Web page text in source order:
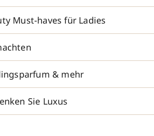
Must-haves für Ladies
& mehr
Sie Luxus